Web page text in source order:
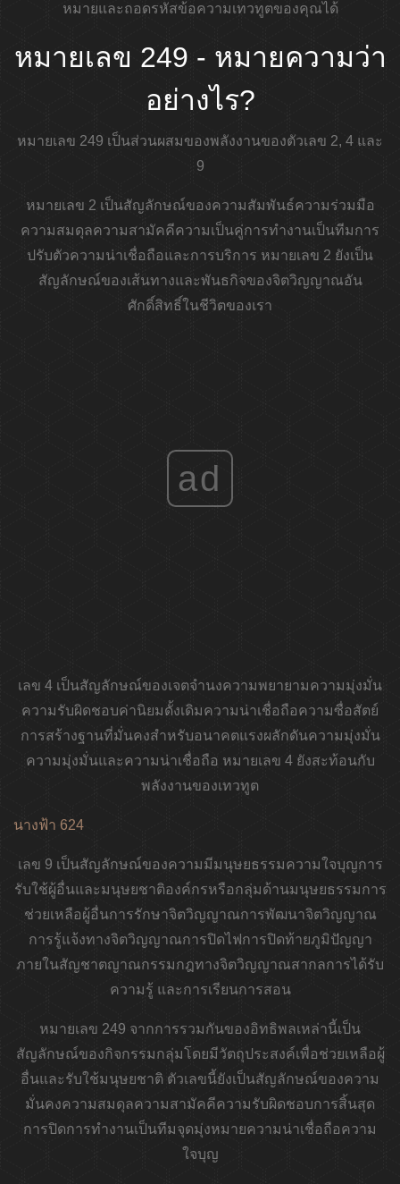
หมายและถอดรหัสข้อความเทวทูตของคุณได้
หมายเลข 249 - หมายความว่า
อย่างไร?
หมายเลข 249 เป็นส่วนผสมของพลังงานของตัวเลข 2, 4 และ
9
หมายเลข 2 เป็นสัญลักษณ์ของความสัมพันธ์ความร่วมมือ
ความสมดุลความสามัคคีความเป็นคู่การทำงานเป็นทีมการ
ปรับตัวความน่าเชื่อถือและการบริการ หมายเลข 2 ยังเป็น
สัญลักษณ์ของเส้นทางและพันธกิจของจิตวิญญาณอัน
ศักดิ์สิทธิ์ในชีวิตของเรา
ad
เลข 4 เป็นสัญลักษณ์ของเจตจำนงความพยายามความมุ่งมั่น
ความรับผิดชอบค่านิยมดั้งเดิมความน่าเชื่อถือความซื่อสัตย์
การสร้างฐานที่มั่นคงสำหรับอนาคตแรงผลักดันความมุ่งมั่น
ความมุ่งมั่นและความน่าเชื่อถือ หมายเลข 4 ยังสะท้อนกับ
พลังงานของเทวทูต
นางฟ้า 624
เลข 9 เป็นสัญลักษณ์ของความมีมนุษยธรรมความใจบุญการ
รับใช้ผู้อื่นและมนุษยชาติองค์กรหรือกลุ่มด้านมนุษยธรรมการ
ช่วยเหลือผู้อื่นการรักษาจิตวิญญาณการพัฒนาจิตวิญญาณ
การรู้แจ้งทางจิตวิญญาณการปิดไฟการปิดท้ายภูมิปัญญา
ภายในสัญชาตญาณกรรมกฎทางจิตวิญญาณสากลการได้รับ
ความรู้ และการเรียนการสอน
หมายเลข 249 จากการรวมกันของอิทธิพลเหล่านี้เป็น
สัญลักษณ์ของกิจกรรมกลุ่มโดยมีวัตถุประสงค์เพื่อช่วยเหลือผู้
อื่นและรับใช้มนุษยชาติ ตัวเลขนี้ยังเป็นสัญลักษณ์ของความ
มั่นคงความสมดุลความสามัคคีความรับผิดชอบการสิ้นสุด
การปิดการทำงานเป็นทีมจุดมุ่งหมายความน่าเชื่อถือความ
ใจบุญ